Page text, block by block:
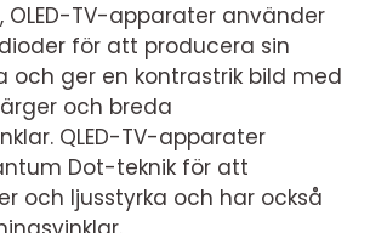
OLED-TV-apparater använder
för att producera sin
och ger en kontrastrik bild med
och breda
QLED-TV-apparater
Dot-teknik för att
och ljusstyrka och har också